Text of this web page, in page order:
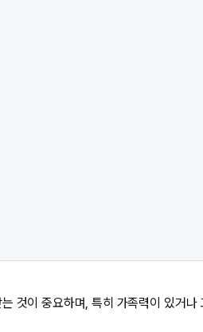
것이 중요하며, 특히 가족력이 있거나